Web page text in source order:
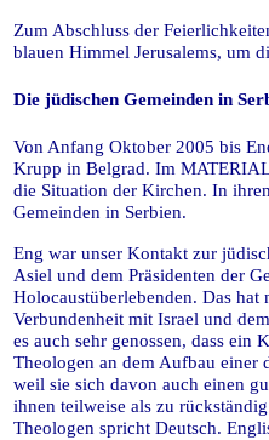
Zum Abschluss der
blauen Himmel Jerusalems, um
Die jüdischen Gemeinden in
Von Anfang Oktober 2005 bis
Krupp in Belgrad. Im
die Situation der Kirchen. In
Gemeinden in Serbien.
Eng war unser Kontakt zur
Asiel und dem Präsidenten der
Holocaustüberlebenden. Das
Verbundenheit mit Israel und
es auch sehr genossen, dass ein
Theologen an dem Aufbau einer
weil sie sich davon auch einen
ihnen teilweise als zu
Theologen spricht Deutsch.